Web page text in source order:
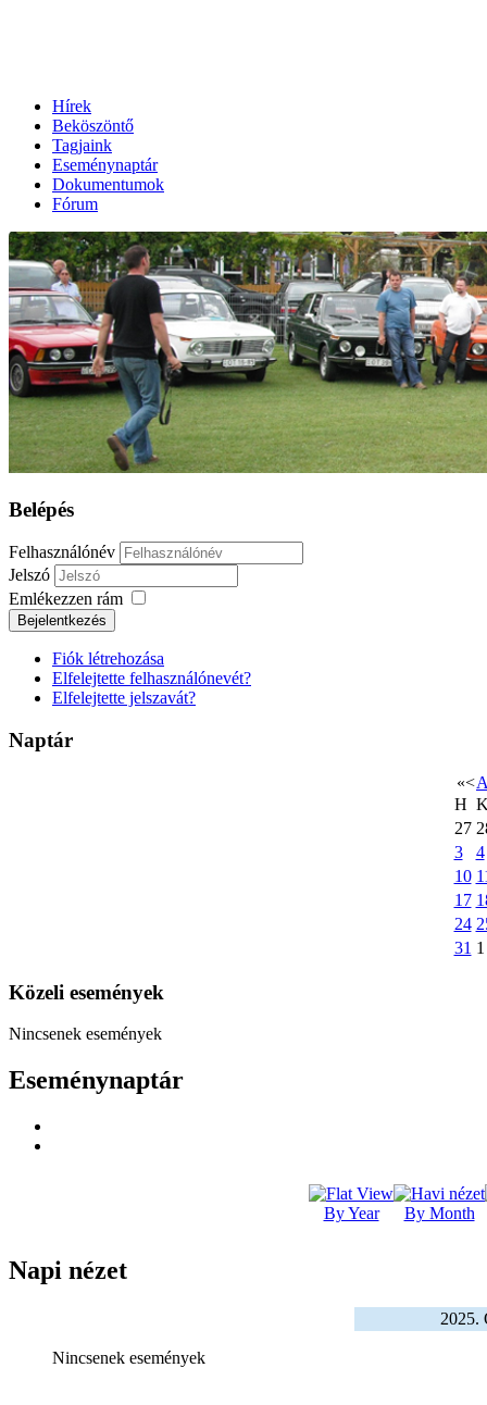
Hírek
Beköszöntő
Tagjaink
Eseménynaptár
Dokumentumok
Fórum
Belépés
Felhasználónév
Jelszó
Emlékezzen rám
Bejelentkezés
Fiók létrehozása
Elfelejtette felhasználónevét?
Elfelejtette jelszavát?
Naptár
«<
H
27
3
4
10
17
24
31 1
Közeli események
Nincsenek események
Eseménynaptár
By Year By Month
Napi nézet
2025.
Nincsenek események